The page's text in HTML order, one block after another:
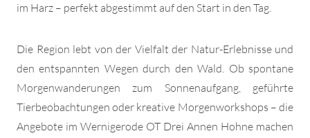
im Harz – perfekt abgestimmt auf den Start in den Tag.
Die Region lebt von der Vielfalt der Natur-Erlebnisse und
den entspannten Wegen durch den Wald. Ob spontane
Morgenwanderungen zum Sonnenaufgang, geführte
Tierbeobachtungen oder kreative Morgenworkshops – die
Angebote im Wernigerode OT Drei Annen Hohne machen